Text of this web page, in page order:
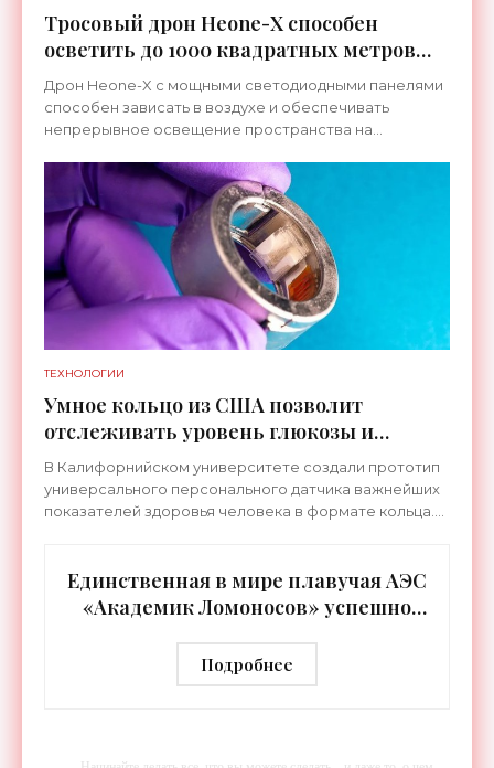
Тросовый дрон Heone-X способен
осветить до 1000 квадратных метров
земли - «Беспилотники»
Дрон Heone-X с мощными светодиодными панелями
способен зависать в воздухе и обеспечивать
непрерывное освещение пространства на
источников света,
ТЕХНОЛОГИИ
Умное кольцо из США позволит
отслеживать уровень глюкозы и
многих других веществ в крови -
«Технологии»
В Калифорнийском университете создали прототип
универсального персонального датчика важнейших
показателей здоровья человека в формате кольца.
Единственная в мире плавучая АЭС
«Академик Ломоносов» успешно
аттестацию - «Технологии»
Подробнее